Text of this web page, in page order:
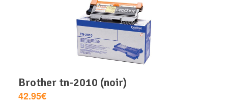
brother tn-2010 (noir)
42.95€